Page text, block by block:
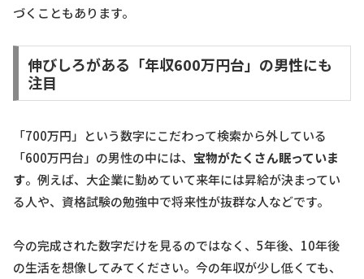
づくこともあります。
伸びしろがある「年収600万円台」の男性にも
注目
「700万円」という数字にこだわって検索から外している
「600万円台」の男性の中には、 宝物がたくさん眠っていま
す。例えば、大企業に勤めていて来年には昇給が決まってい
る人や、資格試験の勉強中で将来性が抜群な人などです。
今の完成された数字だけを見るのではなく、5年後、10年後
の生活を想像してみてください。今の年収が少し低くても、